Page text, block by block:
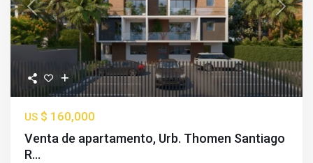
Previous Next
US $ 160,000
Venta de apartamento, Urb. Thomen Santiago
R...